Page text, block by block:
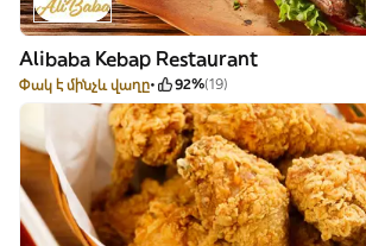
Alibaba Kebap Restaurant
Փակ է մինչև վաղը 92%(19)